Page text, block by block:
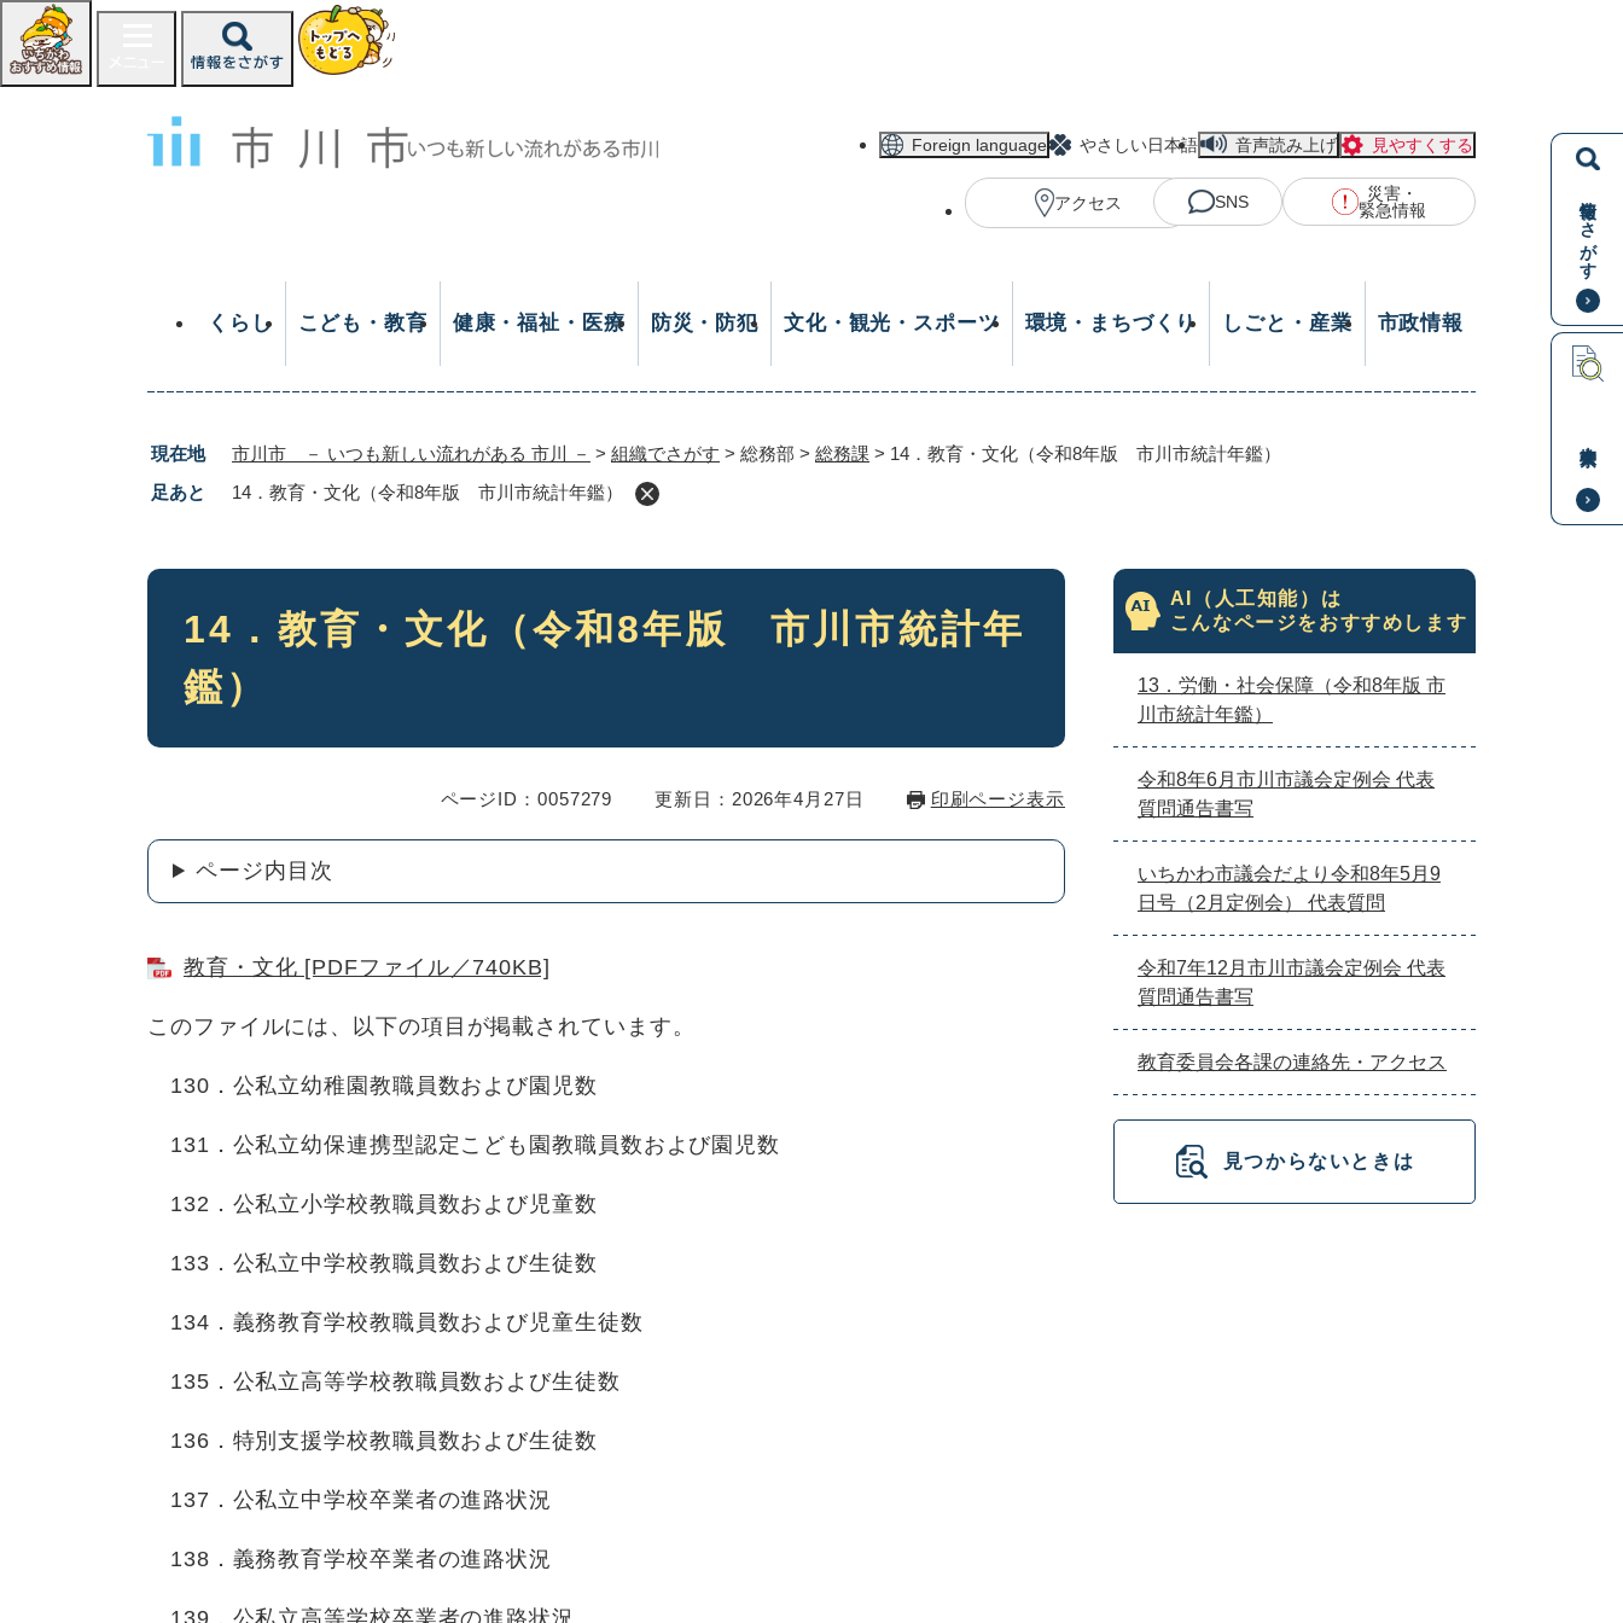
ジ
情報をさがす
Foreign language やさしい日本語 音声読み上げ 見やすくする
アクセス SNS
災害・
緊急情報
くらし こども・教育 健康・福祉・医療 防災・防犯 文化・観光・スポーツ 環境・まちづくり しごと・産業 市政情報
現在地 市川市 － いつも新しい流れがある 市川 － > 組織でさがす > 総務部 > 総務課 > 14．教育・文化（令和8年版 市川市統計年鑑）
足あと
14．教育・文化（令和8年版 市川市統計年鑑）
本
14．教育・文化（令和8年版 市川市統計年
鑑）
ページID：0057279 更新日：2026年4月27日 印刷ページ表示
ページ内目次
教育・文化 [PDFファイル／740KB]
このファイルには、以下の項目が掲載されています。
130．公私立幼稚園教職員数および園児数
131．公私立幼保連携型認定こども園教職員数および園児数
132．公私立小学校教職員数および児童数
133．公私立中学校教職員数および生徒数
134．義務教育学校教職員数および児童生徒数
135．公私立高等学校教職員数および生徒数
136．特別支援学校教職員数および生徒数
137．公私立中学校卒業者の進路状況
138．義務教育学校卒業者の進路状況
139．公私立高等学校卒業者の進路状況
AI（人工知能）は
こんなページをおすすめします
13．労働・社会保障（令和8年版 市
川市統計年鑑）
令和8年6月市川市議会定例会 代表
質問通告書写
いちかわ市議会だより令和8年5月9
日号（2月定例会） 代表質問
令和7年12月市川市議会定例会 代表
質問通告書写
教育委員会各課の連絡先・アクセス
見つからないときは